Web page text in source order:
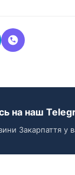
на наш
Закарпаття у